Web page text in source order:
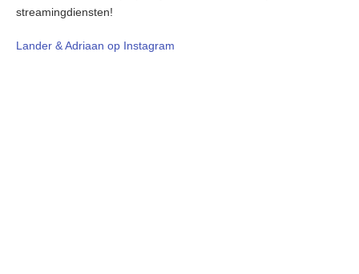
streamingdiensten!
Lander & Adriaan op Instagram